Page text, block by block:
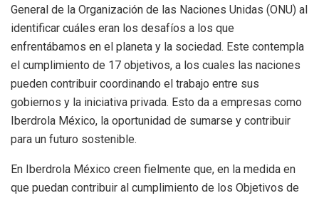
General de la Organización de las Naciones Unidas (ONU) al
identificar cuáles eran los desafíos a los que
enfrentábamos en el planeta y la sociedad. Este contempla
el cumplimiento de 17 objetivos, a los cuales las naciones
pueden contribuir coordinando el trabajo entre sus
gobiernos y la iniciativa privada. Esto da a empresas como
Iberdrola México, la oportunidad de sumarse y contribuir
para un futuro sostenible.
En Iberdrola México creen fielmente que, en la medida en
que puedan contribuir al cumplimiento de los Objetivos de